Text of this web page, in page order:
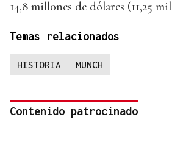
14,8 millones de dólares (11,25
Temas relacionados
HISTORIA MUNCH
Contenido patrocinado